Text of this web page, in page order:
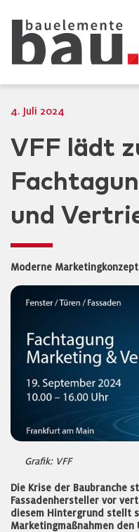
4. Juli 2024
VFF lädt
und
Moderne
Grafik: VFF
Die Krise der Baubranche
Fassadenhersteller vor
diesem Hintergrund stellt
Marketingmaßnahmen